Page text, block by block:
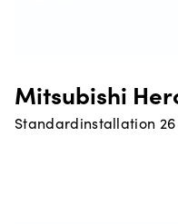
Mitsubishi
Standardinstallation 26